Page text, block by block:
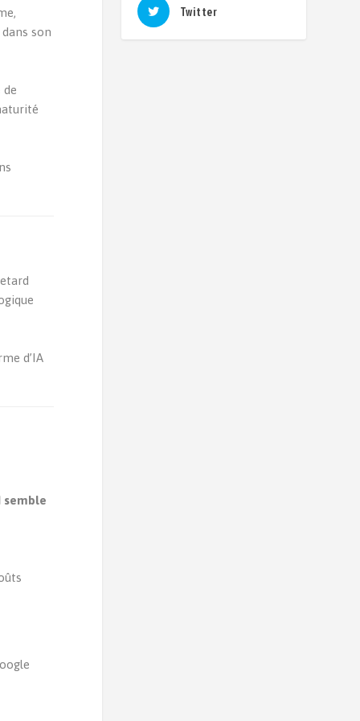
son
de
d’IA
semble
Twitter